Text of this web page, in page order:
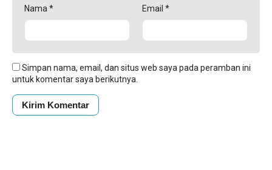
Nama * Email *
Simpan nama, email, dan situs web saya pada peramban ini
untuk komentar saya berikutnya.